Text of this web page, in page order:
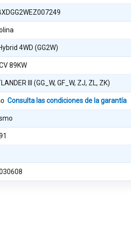
4WD (GG2W)
89KW
III (GG_W, GF_W, ZJ, ZL, ZK)
Consulta las condiciones de la garantía